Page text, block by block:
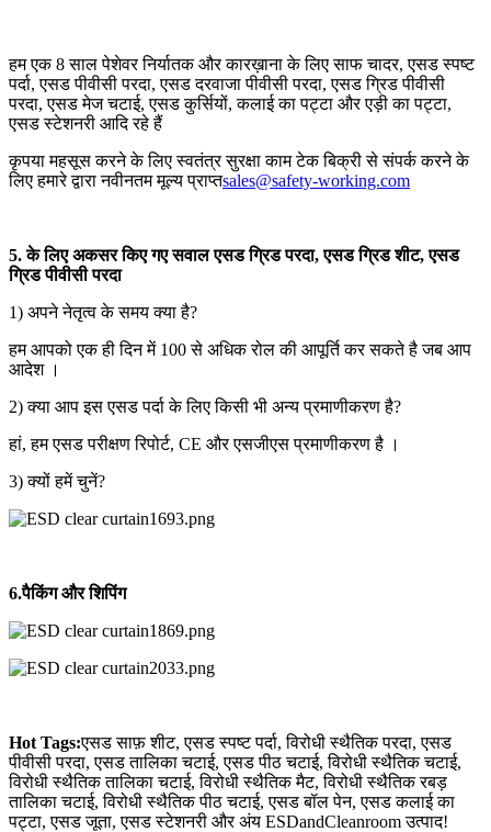
हम एक 8 साल पेशेवर निर्यातक और कारख़ाना के लिए साफ चादर, एसड स्पष्ट
पर्दा, एसड पीवीसी परदा, एसड दरवाजा पीवीसी परदा, एसड ग्रिड पीवीसी
परदा, एसड मेज चटाई, एसड कुर्सियों, कलाई का पट्टा और एड़ी का पट्टा,
एसड स्टेशनरी आदि रहे हैं
कृपया महसूस करने के लिए स्वतंत्र सुरक्षा काम टेक बिक्री से संपर्क करने के
लिए हमारे द्वारा नवीनतम मूल्य प्राप्तsales@safety-working.com
5. के लिए अकसर किए गए सवाल एसड ग्रिड परदा, एसड ग्रिड शीट, एसड
ग्रिड पीवीसी परदा
1) अपने नेतृत्व के समय क्या है?
हम आपको एक ही दिन में 100 से अधिक रोल की आपूर्ति कर सकते है जब आप
आदेश ।
2) क्या आप इस एसड पर्दा के लिए किसी भी अन्य प्रमाणीकरण है?
हां, हम एसड परीक्षण रिपोर्ट, CE और एसजीएस प्रमाणीकरण है ।
3) क्यों हमें चुनें?
6.पैकिंग और शिपिंग
Hot Tags:एसड साफ़ शीट, एसड स्पष्ट पर्दा, विरोधी स्थैतिक परदा, एसड
पीवीसी परदा, एसड तालिका चटाई, एसड पीठ चटाई, विरोधी स्थैतिक चटाई,
विरोधी स्थैतिक तालिका चटाई, विरोधी स्थैतिक मैट, विरोधी स्थैतिक रबड़
तालिका चटाई, विरोधी स्थैतिक पीठ चटाई, एसड बॉल पेन, एसड कलाई का
पट्टा, एसड जूता, एसड स्टेशनरी और अंय ESDandCleanroom उत्पाद!